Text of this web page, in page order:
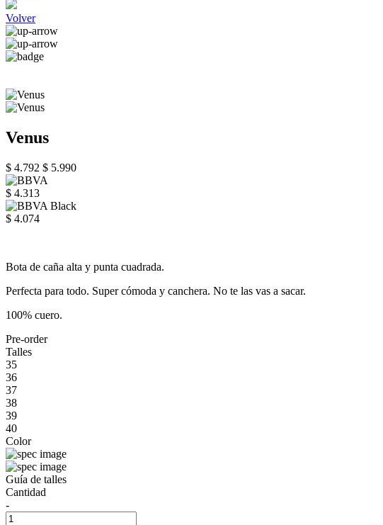
Volver
Venus
$ 4.792 $ 5.990
$ 4.313
$ 4.074
Bota de caña alta y punta cuadrada.
Perfecta para todo. Super cómoda y canchera. No te las vas a sacar.
100% cuero.
Pre-order
Talles
35
36
37
38
39
40
Color
Guía de talles
Cantidad
-